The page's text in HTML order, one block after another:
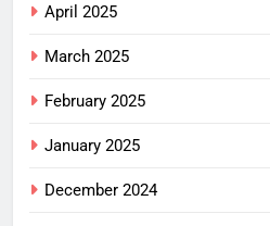
April 2025
March 2025
February 2025
January 2025
December 2024